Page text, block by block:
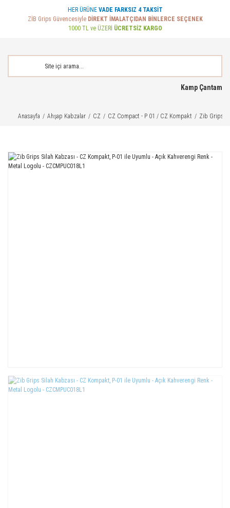
HER ÜRÜNE VADE FARKSIZ 4 TAKSİT
ZİB Grips Güvencesiyle DİREKT İMALATÇIDAN BİNLERCE SEÇENEK
1000 TL ve ÜZERİ ÜCRETSİZ KARGO
Kamp Çantam
Anasayfa Ahşap Kabzalar CZ CZ Compact - P 01 / CZ Kompakt Zib Grips